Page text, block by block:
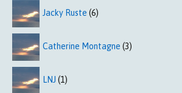
Jacky Ruste (6)
Catherine Montagne (3)
LNJ (1)